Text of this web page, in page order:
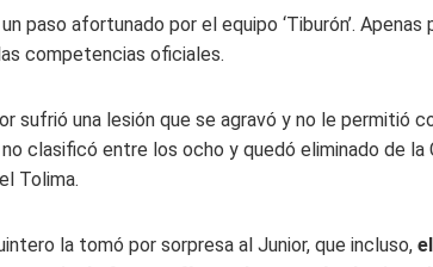
paso afortunado por el equipo ‘Tiburón’.
competencias oficiales.
sufrió una lesión que se agravó y no le permitió
clasificó entre los ocho y quedó eliminado de la
Tolima.
la tomó por sorpresa al Junior, que incluso,